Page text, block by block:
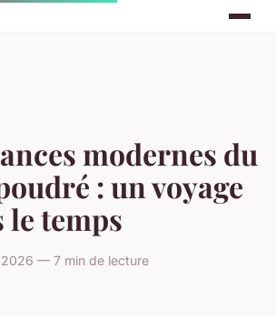
modernes du
: un voyage
le temps
— 7 min de lecture